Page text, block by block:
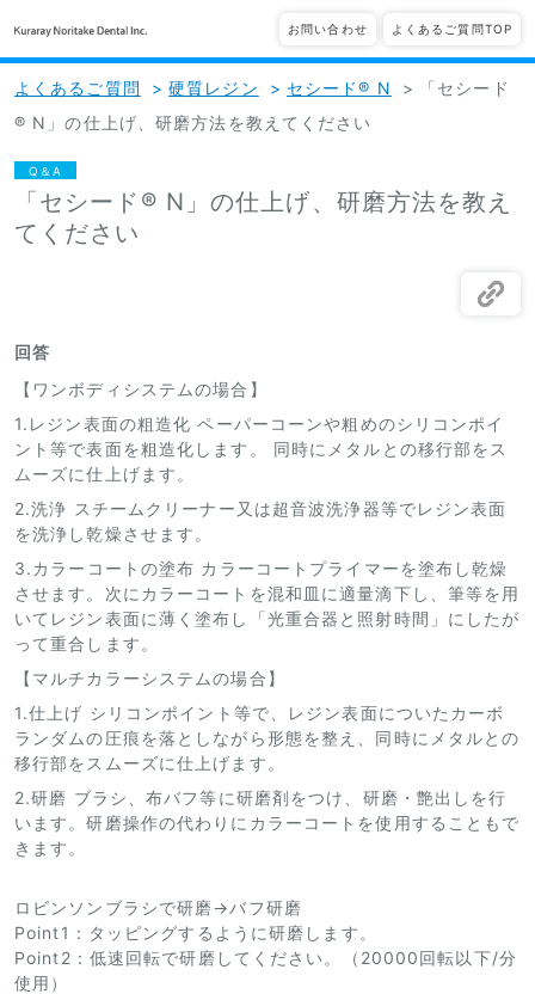
お問い合わせ よくあるご質問TOP
よくあるご質問 > 硬質レジン > セシード® N >
「セシード
® N」の仕上げ、研磨方法を教えてください
Q＆A
「セシード® N」の仕上げ、研磨方法を教え
てください
回答
【ワンボディシステムの場合】
1.レジン表面の粗造化 ペーパーコーンや粗めのシリコンポイ
ント等で表面を粗造化します。 同時にメタルとの移行部をス
ムーズに仕上げます。
2.洗浄 スチームクリーナー又は超音波洗浄器等でレジン表面
を洗浄し乾燥させます。
3.カラーコートの塗布 カラーコートプライマーを塗布し乾燥
させます。次にカラーコートを混和皿に適量滴下し、筆等を用
いてレジン表面に薄く塗布し「光重合器と照射時間」にしたが
って重合します。
【マルチカラーシステムの場合】
1.仕上げ シリコンポイント等で、レジン表面についたカーボ
ランダムの圧痕を落としながら形態を整え、同時にメタルとの
移行部をスムーズに仕上げます。
2.研磨 ブラシ、布バフ等に研磨剤をつけ、研磨・艶出しを行
います。研磨操作の代わりにカラーコートを使用することもで
きます。
ロビンソンブラシで研磨→バフ研磨
Point1：タッピングするように研磨します。
Point2：低速回転で研磨してください。（20000回転以下/分
使用）